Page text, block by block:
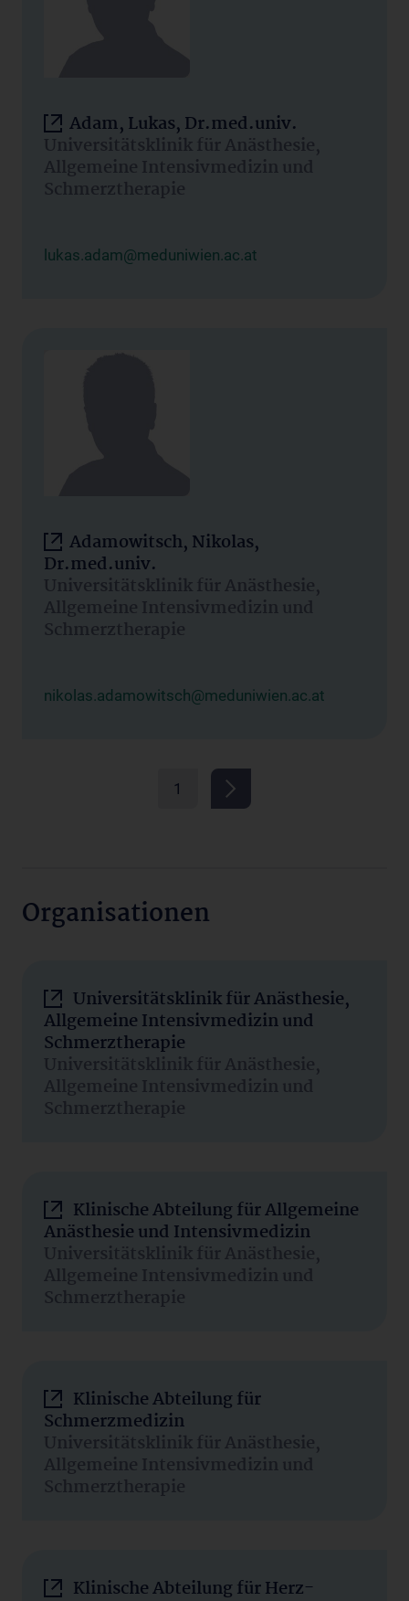
Adam, Lukas, Dr.med.univ.
Universitätsklinik für Anästhesie,
Allgemeine Intensivmedizin und
Schmerztherapie
lukas.adam@meduniwien.ac.at
Adamowitsch, Nikolas,
Dr.med.univ.
Universitätsklinik für Anästhesie,
Allgemeine Intensivmedizin und
Schmerztherapie
nikolas.adamowitsch@meduniwien.ac.at
1
Organisationen
Universitätsklinik für Anästhesie,
Allgemeine Intensivmedizin und
Schmerztherapie
Universitätsklinik für Anästhesie,
Allgemeine Intensivmedizin und
Schmerztherapie
Klinische Abteilung für Allgemeine
Anästhesie und Intensivmedizin
Universitätsklinik für Anästhesie,
Allgemeine Intensivmedizin und
Schmerztherapie
Klinische Abteilung für
Schmerzmedizin
Universitätsklinik für Anästhesie,
Allgemeine Intensivmedizin und
Schmerztherapie
Klinische Abteilung für Herz-